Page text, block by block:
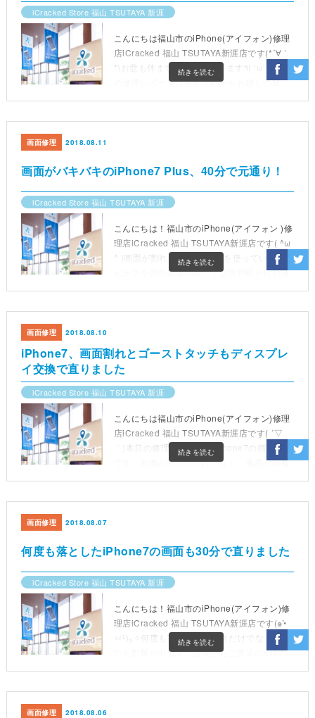
iCracked Store 福山 TSUTAYA 新涯
続きを読む
こんにちは福山市のiPhone(アイフォン)修理
店iCracked 福山 TSUTAYA新涯店です(*´∀｀
*)お盆も休まず営業しております٩( ‘ω’ )و本日
の修理レポートは多治米町からお越しのM
画面がバキバキのiPhone7 Plus、40分で元通り！
画面修理 2018.08.11
iCracked Store 福山 TSUTAYA 新涯
続きを読む
こんにちは！福山市のiPhone(アイフォン )修
理店iCracked 福山 TSUTAYA新涯店です( ^ω
^ )画面が割れたままiPhoneを使っていませ
んか？今回の修理レポートは熊野町からお越
iPhone7、画面割れとゴーストタッチもディスプレ
イ交換で直りました
画面修理 2018.08.10
iCracked Store 福山 TSUTAYA 新涯
続きを読む
こんにちは福山市のiPhone(アイフォン)修理
店iCracked 福山 TSUTAYA新涯店です( ´▽
｀)本日の修理レポートはiPhone7の画面割れ
です。画面が割れただけでなく、液晶が損傷
何度も落としたiPhone7の画面も30分で直りました
画面修理 2018.08.07
iCracked Store 福山 TSUTAYA 新涯
続きを読む
こんにちは！福山市のiPhone(アイフォン)修
理店iCracked 福山 TSUTAYA新涯店です(๑•̀
ㅂ•́)و✧何度も落とすとガラスだけでなく液晶
にも影響が出ます！沼隈からご来店のK様のi
画面修理 2018.08.06